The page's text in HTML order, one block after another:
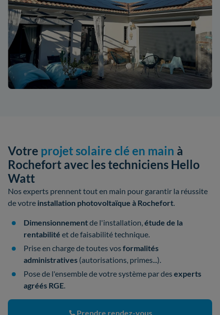
Votre projet solaire clé en main à
Rochefort avec les techniciens Hello
Watt
Nos experts prennent tout en main pour garantir la réussite
de votre installation photovoltaïque à Rochefort
Dimensionnementde l'installation, étude de la
rentabilité et de faisabilité technique.
Prise en charge de toutes vosformalités
administratives (autorisations, primes...).
Pose de l'ensemble de votre système par desexperts
agréés RGE
Prendre rendez-vous